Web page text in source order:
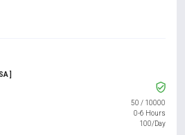
]
50 / 10000
0-6 Hours
100/Day